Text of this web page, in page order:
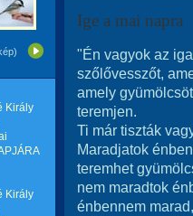
Király
Király
Ige a mai napra
"Én vagyok az
szőlővesszőt,
amely
teremjen.
Ti már tiszták
Maradjatok
teremhet
nem maradtok
énbennem